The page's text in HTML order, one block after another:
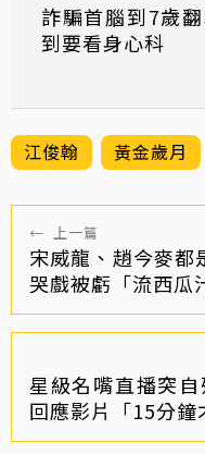
詐騙首腦到7歲
到要看身心科
江俊翰 黃金歲月
← 上一篇
宋威龍、趙今麥
哭戲被虧「流西瓜
星級名嘴直播突
回應影片「15分鐘